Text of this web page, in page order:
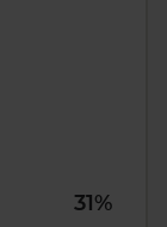
31%